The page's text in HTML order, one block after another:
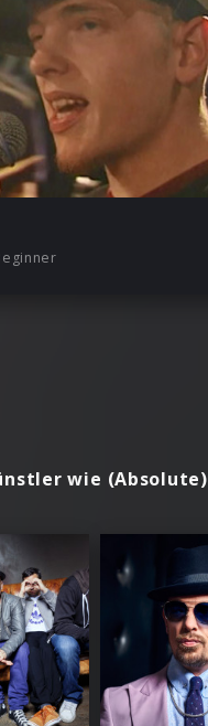
wie (Absolute)